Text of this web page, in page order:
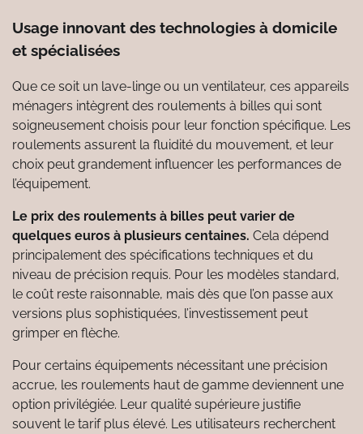
Usage innovant des technologies à domicile
et spécialisées
Que ce soit un lave-linge ou un ventilateur, ces appareils
ménagers intègrent des roulements à billes qui sont
soigneusement choisis pour leur fonction spécifique. Les
roulements assurent la fluidité du mouvement, et leur
choix peut grandement influencer les performances de
l’équipement.
Le prix des roulements à billes peut varier de
quelques euros à plusieurs centaines. Cela dépend
principalement des spécifications techniques et du
niveau de précision requis. Pour les modèles standard,
le coût reste raisonnable, mais dès que l’on passe aux
versions plus sophistiquées, l’investissement peut
grimper en flèche.
Pour certains équipements nécessitant une précision
accrue, les roulements haut de gamme deviennent une
option privilégiée. Leur qualité supérieure justifie
souvent le tarif plus élevé. Les utilisateurs recherchent